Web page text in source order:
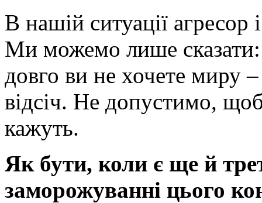
В нашій ситуації
Ми можемо лише сказати:
довго ви не хочете миру
відсіч. Не допустимо,
кажуть.
Як бути, коли є ще й
заморожуванні цього